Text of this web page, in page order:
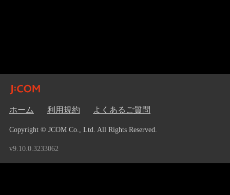
ホーム 利用規約 よくあるご質問
Copyright © JCOM Co., Ltd. All Rights Reserved.
v9.10.0.3233062